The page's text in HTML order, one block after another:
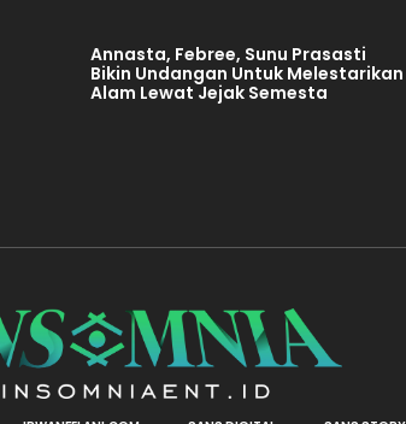
Annasta, Febree, Sunu Prasasti
Bikin Undangan Untuk Melestarikan
Alam Lewat Jejak Semesta